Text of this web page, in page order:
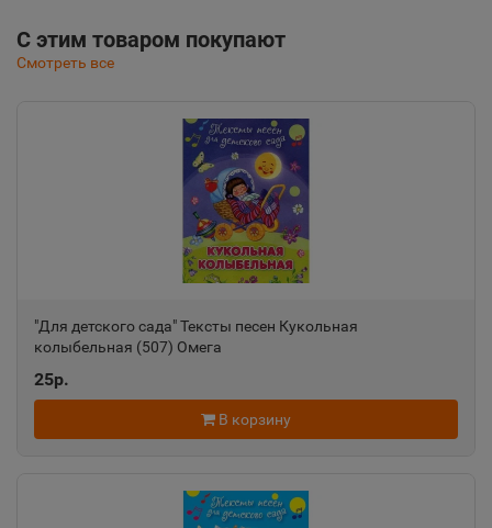
С этим товаром покупают
Смотреть все
"Для детского сада" Тексты песен Кукольная
колыбельная (507) Омега
25р.
В корзину